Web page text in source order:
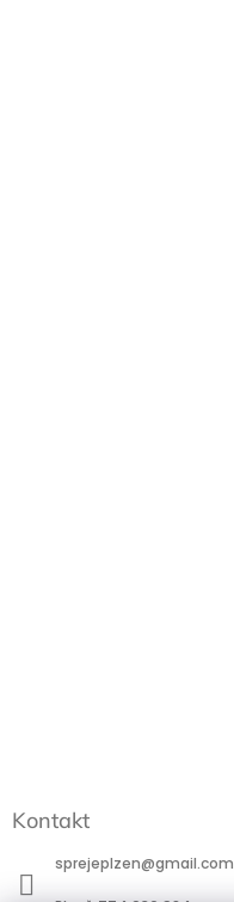
Kontakt
sprejeplzen@gmail.com